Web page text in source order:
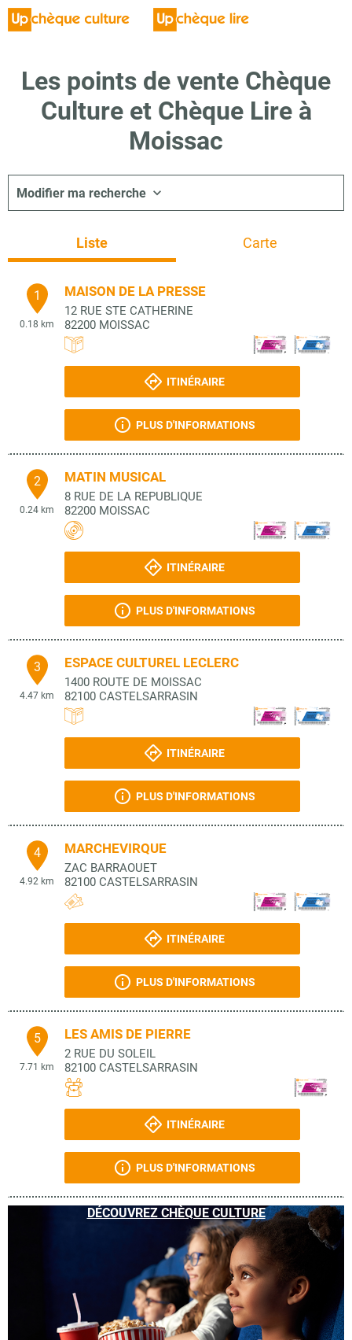
Les points de vente Chèque
Culture et Chèque Lire à
Moissac
Modifier ma recherche
Liste Carte
1
0.18 km
MAISON DE LA PRESSE
12 RUE STE CATHERINE
82200 MOISSAC
ITINÉRAIRE
PLUS D'INFORMATIONS
2
0.24 km
MATIN MUSICAL
8 RUE DE LA REPUBLIQUE
82200 MOISSAC
ITINÉRAIRE
PLUS D'INFORMATIONS
3
4.47 km
ESPACE CULTUREL LECLERC
1400 ROUTE DE MOISSAC
82100 CASTELSARRASIN
ITINÉRAIRE
PLUS D'INFORMATIONS
4
4.92 km
MARCHEVIRQUE
ZAC BARRAOUET
82100 CASTELSARRASIN
ITINÉRAIRE
PLUS D'INFORMATIONS
5
7.71 km
LES AMIS DE PIERRE
2 RUE DU SOLEIL
82100 CASTELSARRASIN
ITINÉRAIRE
PLUS D'INFORMATIONS
DÉCOUVREZ CHÈQUE CULTURE